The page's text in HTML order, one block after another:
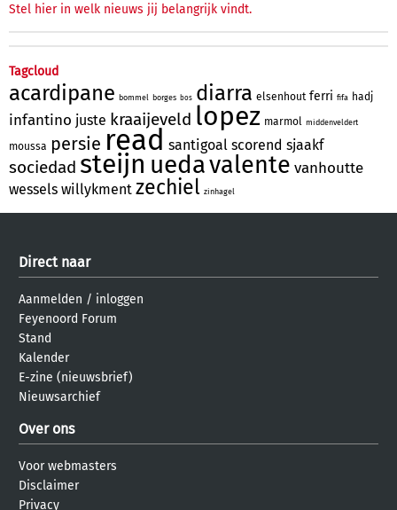
Stel hier in welk nieuws jij belangrijk vindt.
Tagcloud
acardipane bommel borges bos diarra elsenhout ferri fifa hadj
infantino juste kraaijeveld lopez marmol middenveldert
moussa persie read santigoal scorend sjaakf
sociedad steijn uedavalente vanhoutte
wessels willykment zechiel zinhagel
Direct naar
Aanmelden / inloggen
Feyenoord Forum
Stand
Kalender
E-zine (nieuwsbrief)
Nieuwsarchief
Over ons
Voor webmasters
Disclaimer
Privacy